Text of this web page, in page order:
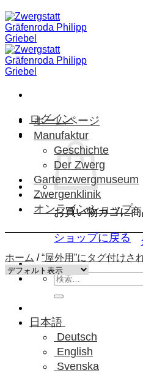
Skip
to
content
ログイン
お買い物カゴに商
ショップに戻る
検
索
象:
日本語
Deutsch
English
Svenska
ホームページ
Manufaktur
Geschichte
Der Zwerg
Gartenzwergmuseum
Zwergenklinik
オンラインショップ
ホーム / “屋外用”にタグ付けさ